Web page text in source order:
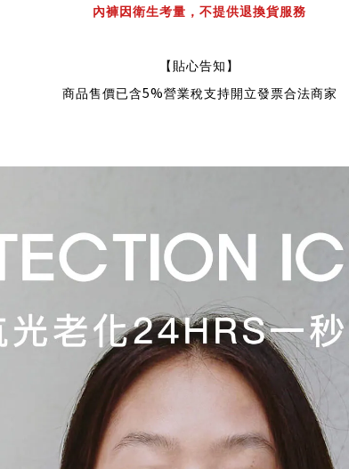
內褲因衛生考量，不提供退換貨服務
【貼心告知】
商品售價已含5%營業稅支持開立發票合法商家